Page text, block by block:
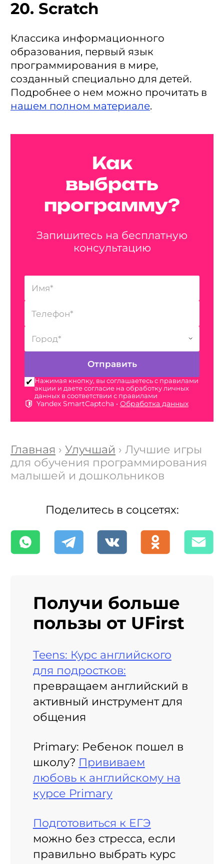
20. Scratch
Классика информационного
образования, первый язык
программирования в мире,
созданный специально для детей.
Подробнее о нем можно прочитать в
нашем полном материале.
Как
выбрать
программу?
Запишитесь на бесплатную
консультацию
Нажимая кнопку, вы соглашаетесь с правилами
акции и даете согласие на обработку личных
данных в соответствии с правилами
Yandex SmartCaptcha • Обработка данных
Главная › Улучшай › Лучшие игры
для обучения программирования
малышей и дошкольников
Поделитесь в соцсетях:
Получи больше
пользы от UFirst
Teens: Курс английского
для подростков:
превращаем английский в
активный инструмент для
общения
Primary: Ребенок пошел в
школу? Прививаем
любовь к английскому на
курсе Primary
Подготовиться к ЕГЭ
можно без стресса, если
правильно выбрать курс